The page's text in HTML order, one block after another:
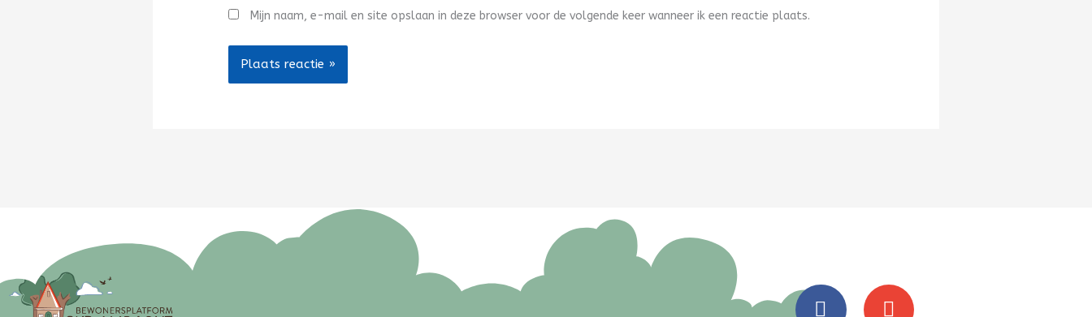
Mijn naam, e-mail en site opslaan in deze browser voor de volgende keer wanneer ik een reactie plaats.
F
E